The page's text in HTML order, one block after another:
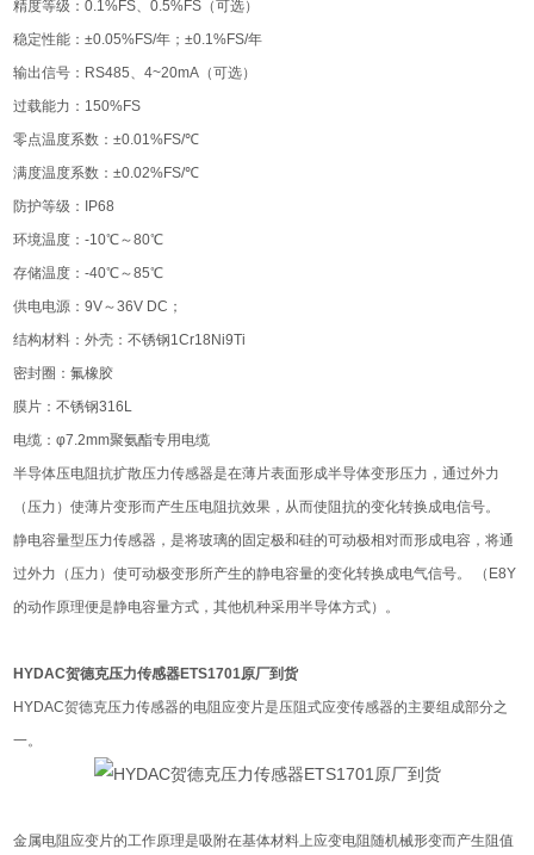
精度等级：0.1%FS、0.5%FS（可选）
稳定性能：±0.05%FS/年；±0.1%FS/年
输出信号：RS485、4~20mA（可选）
过载能力：150%FS
零点温度系数：±0.01%FS/℃
满度温度系数：±0.02%FS/℃
防护等级：IP68
环境温度：-10℃～80℃
存储温度：-40℃～85℃
供电电源：9V～36V DC；
结构材料：外壳：不锈钢1Cr18Ni9Ti
密封圈：氟橡胶
膜片：不锈钢316L
电缆：φ7.2mm聚氨酯专用电缆
半导体压电阻抗扩散压力传感器是在薄片表面形成半导体变形压力，通过外力
（压力）使薄片变形而产生压电阻抗效果，从而使阻抗的变化转换成电信号。
静电容量型压力传感器，是将玻璃的固定极和硅的可动极相对而形成电容，将通
过外力（压力）使可动极变形所产生的静电容量的变化转换成电气信号。 （E8Y
的动作原理便是静电容量方式，其他机种采用半导体方式）。
HYDAC贺德克压力传感器ETS1701原厂到货
HYDAC贺德克压力传感器的电阻应变片是压阻式应变传感器的主要组成部分之
一。
金属电阻应变片的工作原理是吸附在基体材料上应变电阻随机械形变而产生阻值